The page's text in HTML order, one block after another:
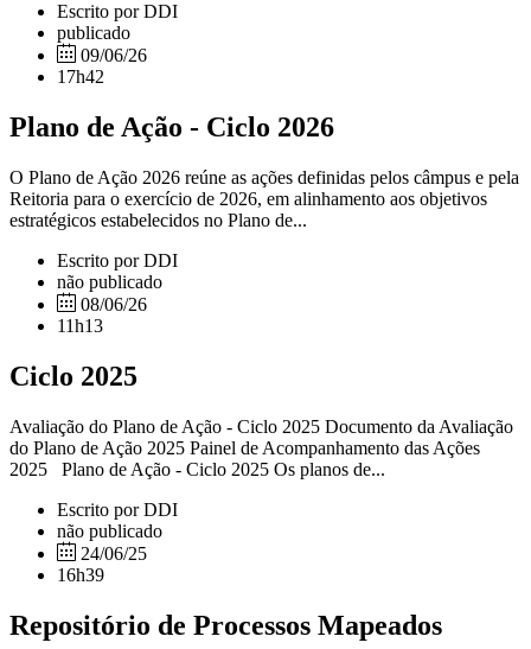
Escrito por DDI
publicado
09/06/26
17h42
Plano de Ação - Ciclo 2026
O Plano de Ação 2026 reúne as ações definidas pelos câmpus e pela
Reitoria para o exercício de 2026, em alinhamento aos objetivos
estratégicos estabelecidos no Plano de...
Escrito por DDI
não publicado
08/06/26
11h13
Ciclo 2025
Avaliação do Plano de Ação - Ciclo 2025 Documento da Avaliação
do Plano de Ação 2025 Painel de Acompanhamento das Ações
2025 Plano de Ação - Ciclo 2025 Os planos de...
Escrito por DDI
não publicado
24/06/25
16h39
Repositório de Processos Mapeados